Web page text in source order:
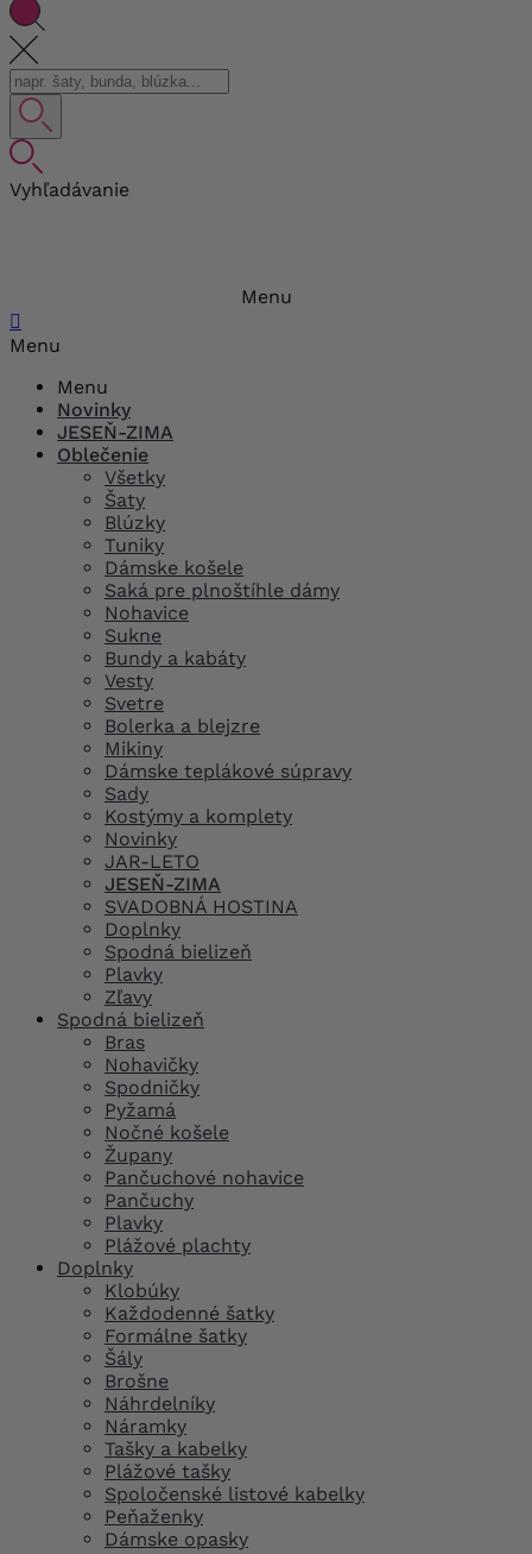
Vyhľadávanie
Menu

Menu
Menu
Novinky
JESEŇ-ZIMA
Oblečenie
Všetky
Šaty
Blúzky
Tuniky
Dámske košele
Saká pre plnoštíhle dámy
Nohavice
Sukne
Bundy a kabáty
Vesty
Svetre
Bolerka a blejzre
Mikiny
Dámske teplákové súpravy
Sady
Kostýmy a komplety
Novinky
JAR-LETO
JESEŇ-ZIMA
SVADOBNÁ HOSTINA
Doplnky
Spodná bielizeň
Plavky
Zľavy
Spodná bielizeň
Bras
Nohavičky
Spodničky
Pyžamá
Nočné košele
Župany
Pančuchové nohavice
Pančuchy
Plavky
Plážové plachty
Doplnky
Klobúky
Každodenné šatky
Formálne šatky
Šály
Brošne
Náhrdelníky
Náramky
Tašky a kabelky
Plážové tašky
Spoločenské listové kabelky
Peňaženky
Dámske opasky